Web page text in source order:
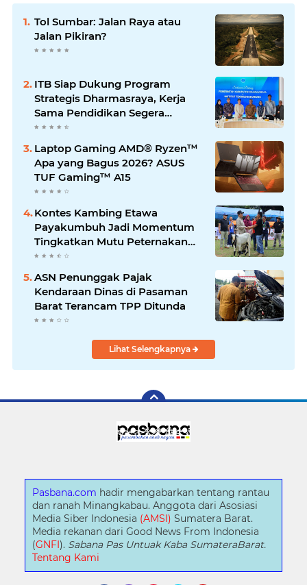
Tol Sumbar: Jalan Raya atau
Jalan Pikiran?
ITB Siap Dukung Program
Strategis Dharmasraya, Kerja
Sama Pendidikan Segera
Difinalkan
Laptop Gaming AMD® Ryzen™
Apa yang Bagus 2026? ASUS
TUF Gaming™ A15
Kontes Kambing Etawa
Payakumbuh Jadi Momentum
Tingkatkan Mutu Peternakan
Lokal
ASN Penunggak Pajak
Kendaraan Dinas di Pasaman
Barat Terancam TPP Ditunda
Lihat Selengkapnya
Pasbana.com hadir mengabarkan tentang rantau
dan ranah Minangkabau. Anggota dari Asosiasi
Media Siber Indonesia (AMSI) Sumatera Barat.
Media rekanan dari Good News From Indonesia
(GNFI ). Sabana Pas Untuak Kaba SumateraBarat.
Tentang Kami